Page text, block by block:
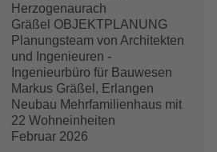
Herzogenaurach
Gräßel OBJEKTPLANUNG
Planungsteam von Architekten
und Ingenieuren -
Ingenieurbüro für Bauwesen
Markus Gräßel, Erlangen
Neubau Mehrfamilienhaus mit
22 Wohneinheiten
Februar 2026